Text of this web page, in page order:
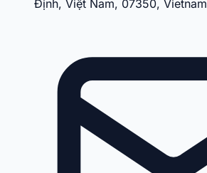
Định, Việt Nam, 07350, Vietnam